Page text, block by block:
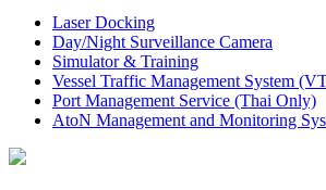
Laser Docking
Day/Night Surveillance Camera
Simulator & Training
Vessel Traffic Management System
Port Management Service (Thai Only)
AtoN Management and Monitoring